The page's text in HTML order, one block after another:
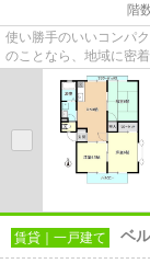
階
使い勝手のいいコンパ
のことなら、地域に密
を取り扱っております。
賃貸｜一戸建て ベ